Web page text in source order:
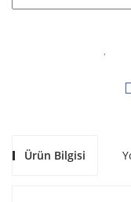
Ürün Bilgisi